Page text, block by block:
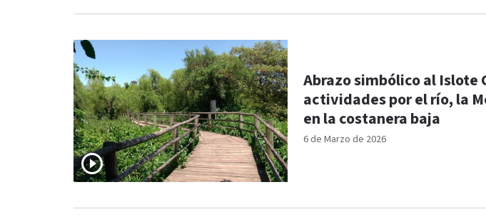
6 de Marzo de 2026
Abrazo simbólico al Islote
actividades por el río, la
en la costanera baja